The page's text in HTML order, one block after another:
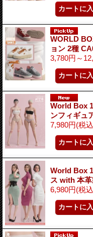
WORLD
ョン 2種
3,780円～
World Box
ンフィギュ
7,980円(税
World Box
ス with 本
6,980円(税